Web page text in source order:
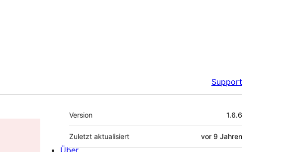
Support
Meta
Version 1.6.6
Zuletzt aktualisiert vor 9 Jahren